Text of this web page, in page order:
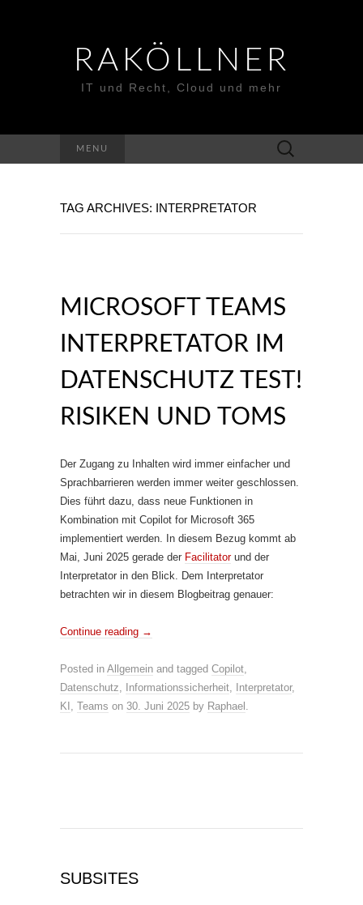
RAKÖLLNER
IT und Recht, Cloud und mehr
MENU
Suchen
nach:
TAG ARCHIVES: INTERPRETATOR
MICROSOFT TEAMS
INTERPRETATOR IM
DATENSCHUTZ TEST!
RISIKEN UND TOMS
Der Zugang zu Inhalten wird immer einfacher und
Sprachbarrieren werden immer weiter geschlossen.
Dies führt dazu, dass neue Funktionen in
Kombination mit Copilot for Microsoft 365
implementiert werden. In diesem Bezug kommt ab
Mai, Juni 2025 gerade der Facilitatorund der
Interpretator in den Blick. Dem Interpretator
betrachten wir in diesem Blogbeitrag genauer:
Continue reading →
Posted in Allgemein and tagged Copilot,
Datenschutz, Informationssicherheit, Interpretator,
KI , Teams on 30. Juni 2025 by Raphael .
SUBSITES